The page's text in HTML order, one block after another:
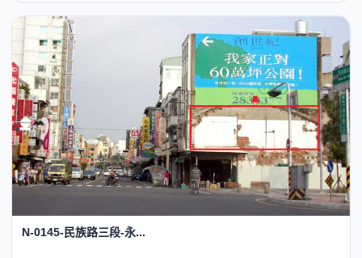
N-0145-民族路三段-永...